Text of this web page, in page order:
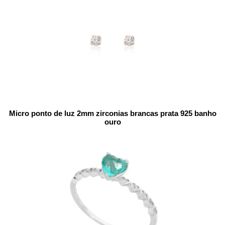
Micro ponto de luz 2mm zirconias brancas prata 925 banho
ouro